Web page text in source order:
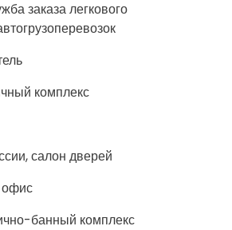
заказа легкового
комплекс
салон дверей
офис
банный комплекс